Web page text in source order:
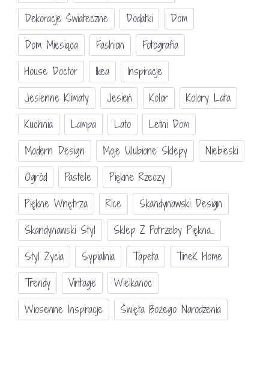
Dekoracje Świateczne
Dodatki
Dom
Dom Miesiąca
Fashion
Fotografia
House Doctor
Ikea
Inspiracje
Jesienne Klimaty
Jesień Kolor
Kolory Lata
Kuchnia
Lampa Lato
Letni Dom
Modern Design
Moje Ulubione Sklepy
Niebieski
Ogród
Pastele
Piękne Rzeczy
Piękne Wnętrza
Rice
Skandynawski Design
Skandynawski Styl
Sklep Z Potrzeby Piękna...
Styl Życia
Sypialnia Tapeta
TineK Home
Trendy
Vintage
Wielkanoc
Wiosenne Inspiracje
Święta Bożego Narodzenia